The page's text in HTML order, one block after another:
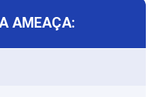
AMEAÇA: